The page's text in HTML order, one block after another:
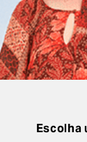
Escolha